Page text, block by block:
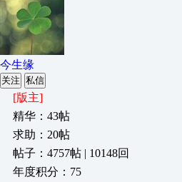
今生缘
关注 私信
[版主]
精华：43帖
求助：20帖
帖子：4757帖 | 10148回
年度积分：75